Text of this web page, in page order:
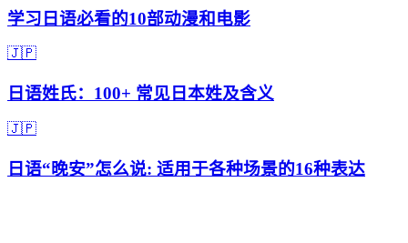
学习日语必看的10部动漫和电影
🇯🇵
日语姓氏：100+ 常见日本姓及含义
🇯🇵
日语“晚安”怎么说: 适用于各种场景的16种表达